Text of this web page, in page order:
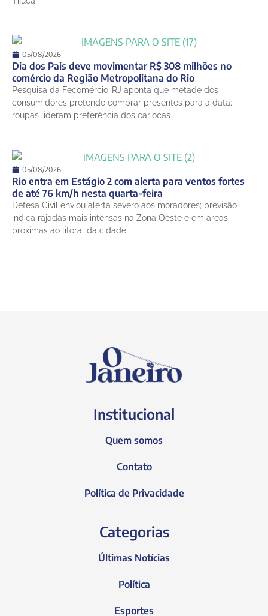
05/08/2026
Dia dos Pais deve movimentar R$ 308 milhões no
comércio da Região Metropolitana do Rio
Pesquisa da Fecomércio-RJ aponta que metade dos
consumidores pretende comprar presentes para a data;
roupas lideram preferência dos cariocas
05/08/2026
Rio entra em Estágio 2 com alerta para ventos fortes
de até 76 km/h nesta quarta-feira
Defesa Civil enviou alerta severo aos moradores; previsão
indica rajadas mais intensas na Zona Oeste e em áreas
próximas ao litoral da cidade
Institucional
Quem somos
Contato
Política de Privacidade
Categorias
Últimas Notícias
Política
Esportes